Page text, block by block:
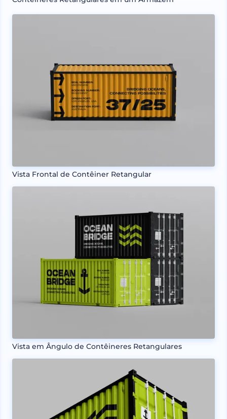
Vista Frontal de Contêiner Retangular
Vista em Ângulo de Contêineres Retangulares